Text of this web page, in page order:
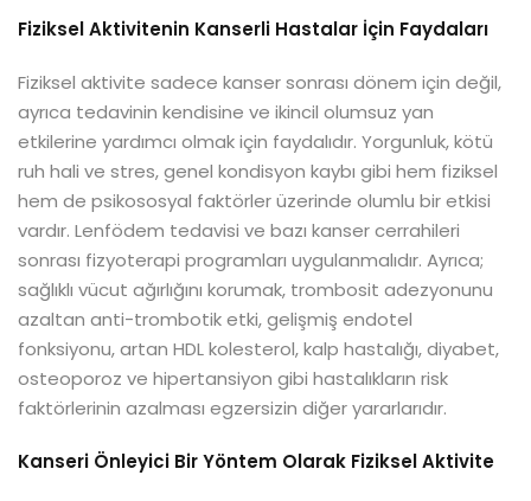
Fiziksel Aktivitenin Kanserli Hastalar İçin Faydaları
Fiziksel aktivite sadece kanser sonrası dönem için değil,
ayrıca tedavinin kendisine ve ikincil olumsuz yan
etkilerine yardımcı olmak için faydalıdır. Yorgunluk, kötü
ruh hali ve stres, genel kondisyon kaybı gibi hem fiziksel
hem de psikososyal faktörler üzerinde olumlu bir etkisi
vardır. Lenfödem tedavisi ve bazı kanser cerrahileri
sonrası fizyoterapi programları uygulanmalıdır. Ayrıca;
sağlıklı vücut ağırlığını korumak, trombosit adezyonunu
azaltan anti-trombotik etki, gelişmiş endotel
fonksiyonu, artan HDL kolesterol, kalp hastalığı, diyabet,
osteoporoz ve hipertansiyon gibi hastalıkların risk
faktörlerinin azalması egzersizin diğer yararlarıdır.
Kanseri Önleyici Bir Yöntem Olarak Fiziksel Aktivite